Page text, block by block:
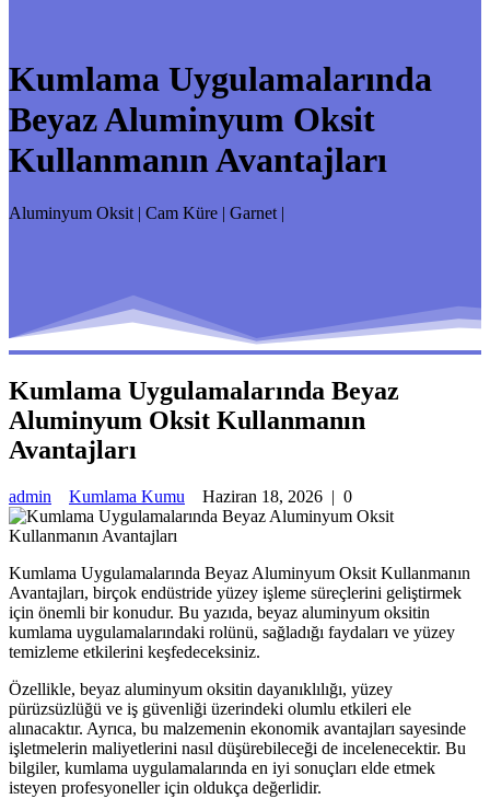
Kumlama Uygulamalarında
Beyaz Aluminyum Oksit
Kullanmanın Avantajları
Aluminyum Oksit | Cam Küre | Garnet |
Kumlama Uygulamalarında Beyaz
Aluminyum Oksit Kullanmanın
Avantajları
admin Kumlama Kumu Haziran 18, 2026 | 0
Kumlama Uygulamalarında Beyaz Aluminyum Oksit Kullanmanın
Avantajları, birçok endüstride yüzey işleme süreçlerini geliştirmek
için önemli bir konudur. Bu yazıda, beyaz aluminyum oksitin
kumlama uygulamalarındaki rolünü, sağladığı faydaları ve yüzey
temizleme etkilerini keşfedeceksiniz.
Özellikle, beyaz aluminyum oksitin dayanıklılığı, yüzey
pürüzsüzlüğü ve iş güvenliği üzerindeki olumlu etkileri ele
alınacaktır. Ayrıca, bu malzemenin ekonomik avantajları sayesinde
işletmelerin maliyetlerini nasıl düşürebileceği de incelenecektir. Bu
bilgiler, kumlama uygulamalarında en iyi sonuçları elde etmek
isteyen profesyoneller için oldukça değerlidir.